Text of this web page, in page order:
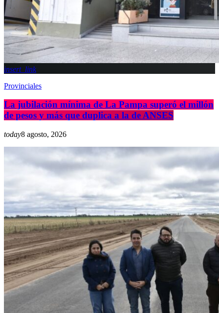
insert_link
Provinciales
La jubilación mínima de La Pampa superó el millón
de pesos y más que duplica a la de ANSES
today8 agosto, 2026